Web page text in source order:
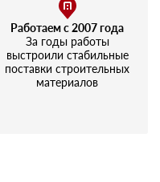
Работаем с 2007 года
За годы работы
выстроили стабильные
поставки строительных
материалов